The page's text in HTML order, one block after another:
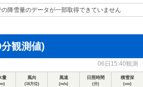
降雪量のデータが一部取得できていません
観測値)
06日15:40観測
量 風向
(16方位)
風速
(m/s)
日照時間
(分)
積雪深
(cm)